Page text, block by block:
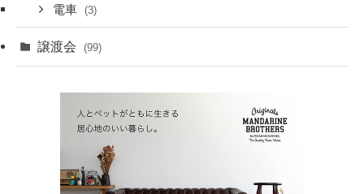
電車 (3)
譲渡会 (99)